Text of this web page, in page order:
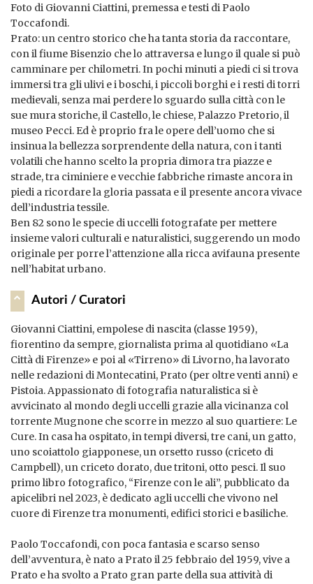
Foto di Giovanni Ciattini, premessa e testi di Paolo
Toccafondi.
Prato: un centro storico che ha tanta storia da raccontare,
con il fiume Bisenzio che lo attraversa e lungo il quale si può
camminare per chilometri. In pochi minuti a piedi ci si trova
immersi tra gli ulivi e i boschi, i piccoli borghi e i resti di torri
medievali, senza mai perdere lo sguardo sulla città con le
sue mura storiche, il Castello, le chiese, Palazzo Pretorio, il
museo Pecci. Ed è proprio fra le opere dell’uomo che si
insinua la bellezza sorprendente della natura, con i tanti
volatili che hanno scelto la propria dimora tra piazze e
strade, tra ciminiere e vecchie fabbriche rimaste ancora in
piedi a ricordare la gloria passata e il presente ancora vivace
dell’industria tessile.
Ben 82 sono le specie di uccelli fotografate per mettere
insieme valori culturali e naturalistici, suggerendo un modo
originale per porre l’attenzione alla ricca avifauna presente
nell’habitat urbano.
Autori / Curatori
Giovanni Ciattini, empolese di nascita (classe 1959),
fiorentino da sempre, giornalista prima al quotidiano «La
Città di Firenze» e poi al «Tirreno» di Livorno, ha lavorato
nelle redazioni di Montecatini, Prato (per oltre venti anni) e
Pistoia. Appassionato di fotografia naturalistica si è
avvicinato al mondo degli uccelli grazie alla vicinanza col
torrente Mugnone che scorre in mezzo al suo quartiere: Le
Cure. In casa ha ospitato, in tempi diversi, tre cani, un gatto,
uno scoiattolo giapponese, un orsetto russo (criceto di
Campbell), un criceto dorato, due tritoni, otto pesci. Il suo
primo libro fotografico, “Firenze con le ali”, pubblicato da
apicelibri nel 2023, è dedicato agli uccelli che vivono nel
cuore di Firenze tra monumenti, edifici storici e basiliche.
Paolo Toccafondi, con poca fantasia e scarso senso
dell’avventura, è nato a Prato il 25 febbraio del 1959, vive a
Prato e ha svolto a Prato gran parte della sua attività di